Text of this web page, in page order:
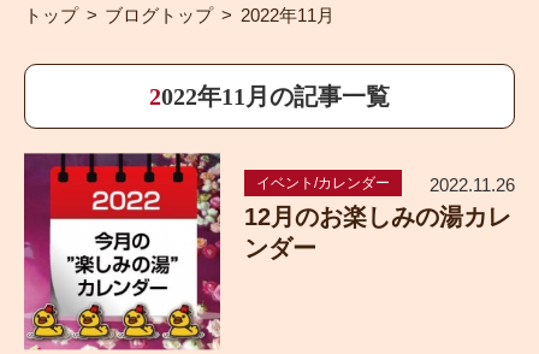
トップ ブログトップ 2022年11月
2022年11月の記事一覧
イベント/カレンダー 2022.11.26
12月のお楽しみの湯カレ
ンダー